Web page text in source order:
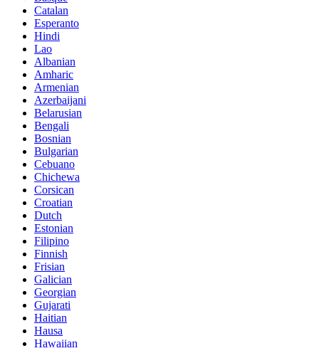
Catalan
Esperanto
Hindi
Lao
Albanian
Amharic
Armenian
Azerbaijani
Belarusian
Bengali
Bosnian
Bulgarian
Cebuano
Chichewa
Corsican
Croatian
Dutch
Estonian
Filipino
Finnish
Frisian
Galician
Georgian
Gujarati
Haitian
Hausa
Hawaiian